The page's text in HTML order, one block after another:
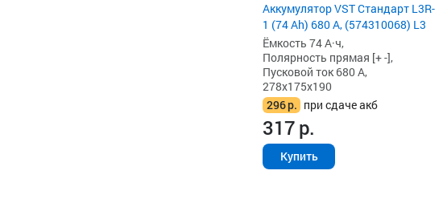
Аккумулятор VST Стандарт L3R-
1 (74 Ah) 680 А, (574310068) L3
Ёмкость 74 А·ч,
Полярность прямая [+ -],
Пусковой ток 680 А,
278x175x190
296р. при сдаче акб
317р.
Купить